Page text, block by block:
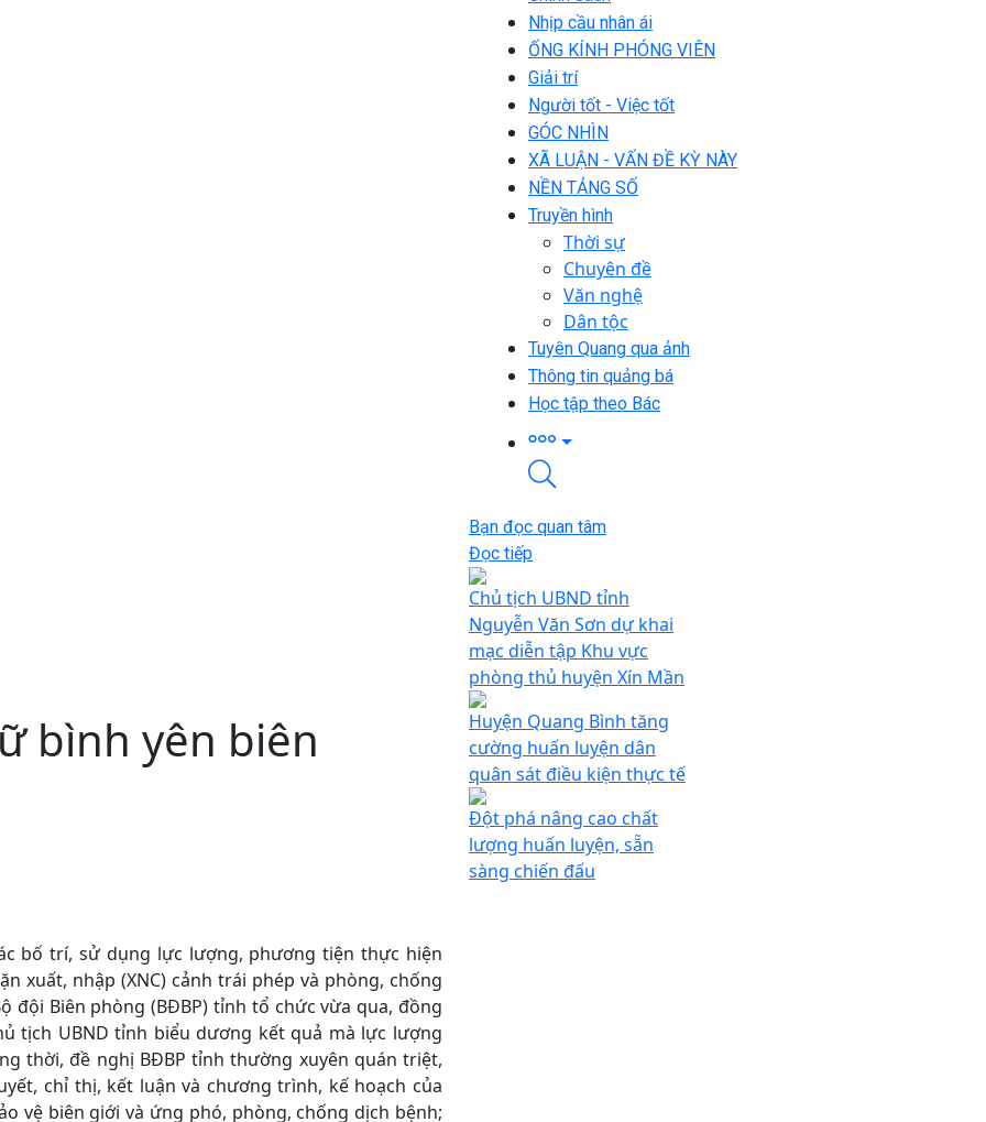
Nhịp cầu nhân ái
ỐNG KÍNH PHÓNG VIÊN
Giải trí
Người tốt - Việc tốt
GÓC NHÌN
XÃ LUẬN - VẤN ĐỀ KỲ NÀY
NỀN TẢNG SỐ
Truyền hình
Thời sự
Chuyên đề
Văn nghệ
Dân tộc
Tuyên Quang qua ảnh
Thông tin quảng bá
Học tập theo Bác
bình yên biên
bố trí, sử dụng lực lượng, phương tiện thực hiện
xuất, nhập (XNC) cảnh trái phép và phòng, chống
đội Biên phòng (BĐBP) tỉnh tổ chức vừa qua, đồng
tịch UBND tỉnh biểu dương kết quả mà lực lượng
thời, đề nghị BĐBP tỉnh thường xuyên quán triệt,
chỉ thị, kết luận và chương trình, kế hoạch của
vệ biên giới và ứng phó, phòng, chống dịch bệnh;
Bạn đọc quan tâm
Đọc tiếp
Chủ tịch UBND tỉnh
Nguyễn Văn Sơn dự khai
mạc diễn tập Khu vực
phòng thủ huyện Xín Mần
Huyện Quang Bình tăng
cường huấn luyện dân
quân sát điều kiện thực tế
Đột phá nâng cao chất
lượng huấn luyện, sẵn
sàng chiến đấu